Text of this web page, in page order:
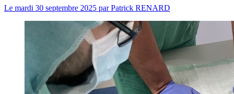
Le mardi 30 septembre 2025 parPatrick RENARD